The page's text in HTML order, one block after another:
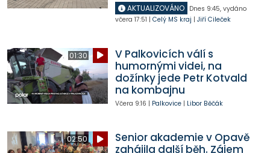
AKTUALIZOVÁNO Dnes 9:45, vydáno
včera 17:51 | Celý MS kraj | Jiří Cileček
01:30
V Palkovicích válí s
humornými videi, na
dožínky jede Petr Kotvald
na kombajnu
Včera 9:16 | Palkovice| Libor Běčák
02:50
Senior akademie v Opavě
zahájila další běh. Zájem